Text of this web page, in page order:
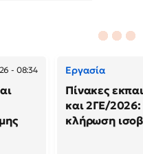
- 08:34 Εργασία
Πίνακες
και 2ΓΕ/
κλήρωση